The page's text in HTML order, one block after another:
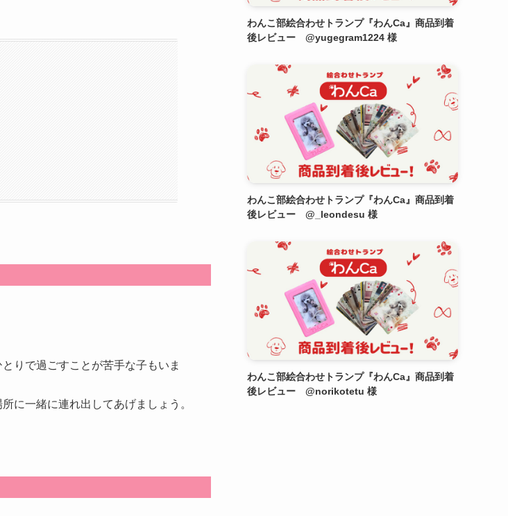
りで過ごすことが苦手な子もいま
に一緒に連れ出してあげましょう。
わんこ部絵合わせトランプ『わんCa』商品到着
後レビュー @yugegram1224 様
わんこ部絵合わせトランプ『わんCa』商品到着
後レビュー @_leondesu 様
わんこ部絵合わせトランプ『わんCa』商品到着
後レビュー @norikotetu 様